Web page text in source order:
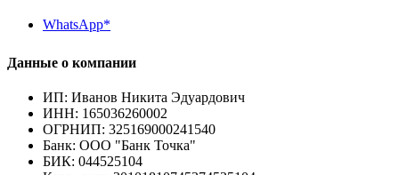
WhatsApp*
Данные о компании
ИП: Иванов Никита Эдуардович
ИНН: 165036260002
ОГРНИП: 325169000241540
Банк: ООО "Банк Точка"
БИК: 044525104